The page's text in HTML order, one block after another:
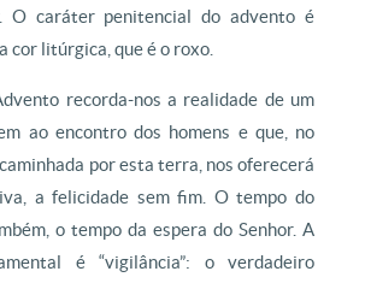
O caráter penitencial do advento é
cor litúrgica, que é o roxo.
recorda-nos a realidade de um
ao encontro dos homens e que, no
por esta terra, nos oferecerá
a felicidade sem fim. O tempo do
o tempo da espera do Senhor. A
é “vigilância”: o verdadeiro